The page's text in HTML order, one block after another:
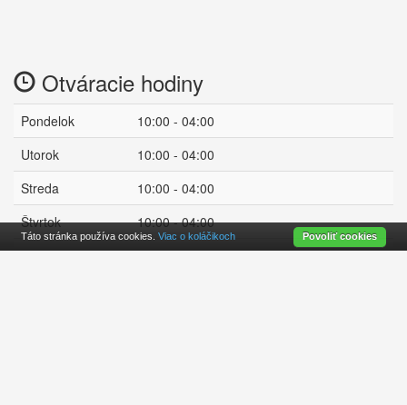
Otváracie hodiny
Pondelok
10:00 - 04:00
Utorok
10:00 - 04:00
Streda
10:00 - 04:00
Štvrtok
10:00 - 04:00
Piatok
10:00 - 00:00 zatvorené
Táto stránka používa cookies. Viac o koláčikoch Povoliť cookies